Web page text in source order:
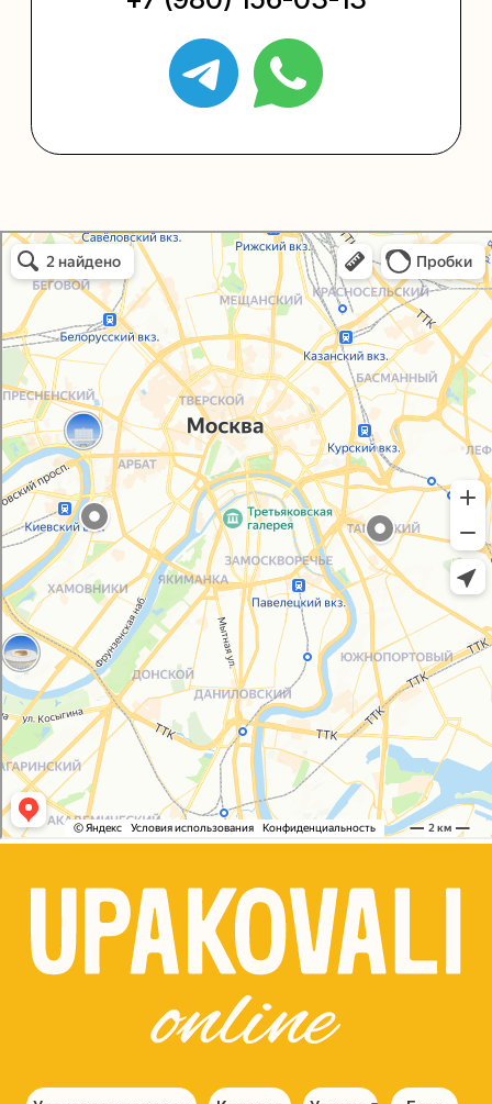
Упаковали Онлайн в Москве
Москва
Согласие на обработку персональных данных
Политика конфиденциальности
© 2021-2025, ООО "УПАКОВАЛИ ОНЛАЙН"
Сайт разработалаbogac hevas
help@upakovali.online